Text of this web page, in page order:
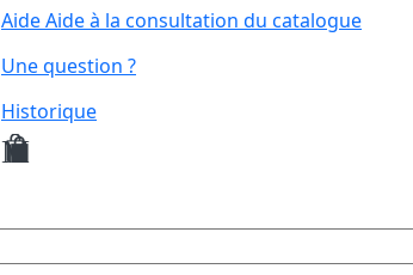
AideAide à la consultation du catalogue
Une question ?
Historique
Mes
reproduction